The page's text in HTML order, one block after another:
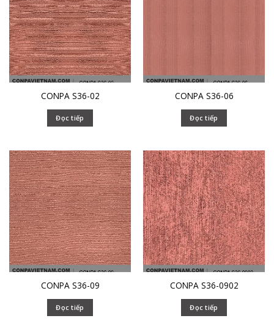
CONPA S36-02
Đọc tiếp
CONPA S36-06
Đọc tiếp
CONPA S36-09
Đọc tiếp
CONPA S36-0902
Đọc tiếp